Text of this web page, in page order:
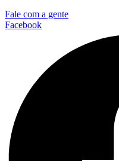
Fale com a gente
Facebook